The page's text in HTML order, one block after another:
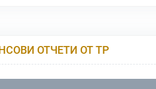
ОТЧЕТИ ОТ ТР